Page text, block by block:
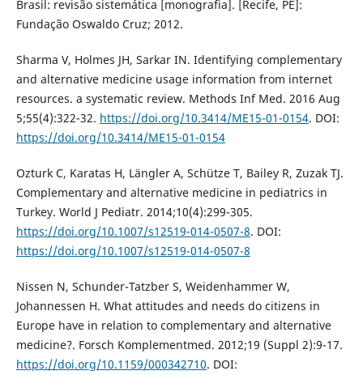
Brasil: revisão sistemática [monografia]. [Recife, PE]:
Fundação Oswaldo Cruz; 2012.
Sharma V, Holmes JH, Sarkar IN. Identifying complementary
and alternative medicine usage information from internet
resources. a systematic review. Methods Inf Med. 2016 Aug
5;55(4):322-32. https://doi.org/10.3414/ME15-01-0154. DOI:
https://doi.org/10.3414/ME15-01-0154
Ozturk C, Karatas H, Längler A, Schütze T, Bailey R, Zuzak TJ.
Complementary and alternative medicine in pediatrics in
Turkey. World J Pediatr. 2014;10(4):299-305.
https://doi.org/10.1007/s12519-014-0507-8. DOI:
https://doi.org/10.1007/s12519-014-0507-8
Nissen N, Schunder-Tatzber S, Weidenhammer W,
Johannessen H. What attitudes and needs do citizens in
Europe have in relation to complementary and alternative
medicine?. Forsch Komplementmed. 2012;19 (Suppl 2):9-17.
https://doi.org/10.1159/000342710. DOI: